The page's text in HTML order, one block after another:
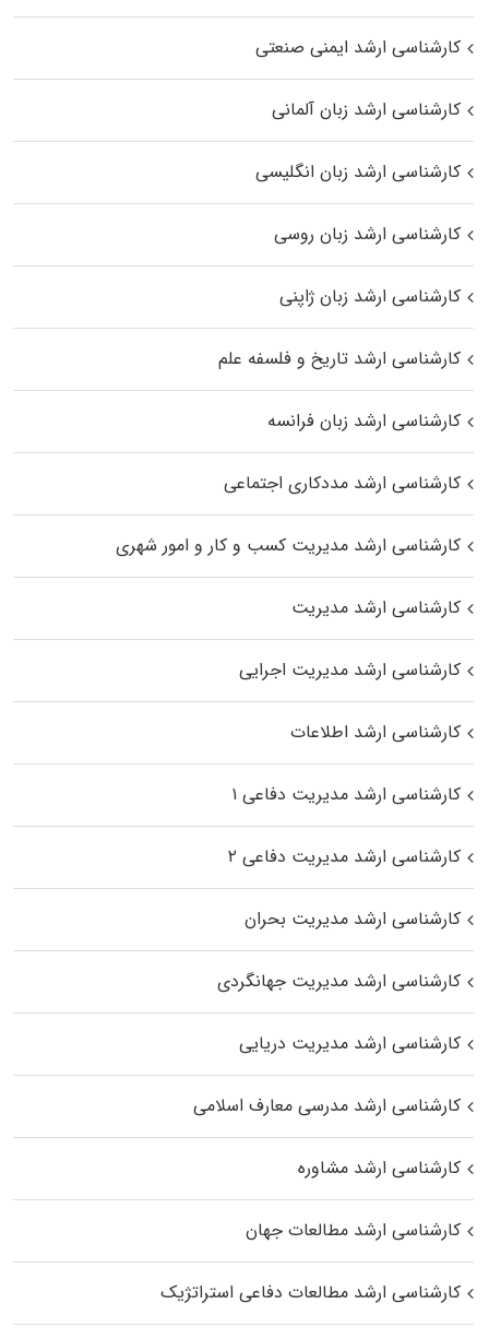
کارشناسی ارشد ایمنی صنعتی
کارشناسی ارشد زبان آلمانی
کارشناسی ارشد زبان انگلیسی
کارشناسی ارشد زبان روسی
کارشناسی ارشد زبان ژاپنی
کارشناسی ارشد تاریخ و فلسفه علم
کارشناسی ارشد زبان فرانسه
کارشناسی ارشد مددکاری اجتماعی
کارشناسی ارشد مدیریت کسب و کار و امور شهری
کارشناسی ارشد مدیریت
کارشناسی ارشد مدیریت اجرایی
کارشناسی ارشد اطلاعات
کارشناسی ارشد مدیریت دفاعی ۱
کارشناسی ارشد مدیریت دفاعی ۲
کارشناسی ارشد مدیریت بحران
کارشناسی ارشد مدیریت جهانگردی
کارشناسی ارشد مدیریت دریایی
کارشناسی ارشد مدرسی معارف اسلامی
کارشناسی ارشد مشاوره
کارشناسی ارشد مطالعات جهان
کارشناسی ارشد مطالعات دفاعی استراتژیک